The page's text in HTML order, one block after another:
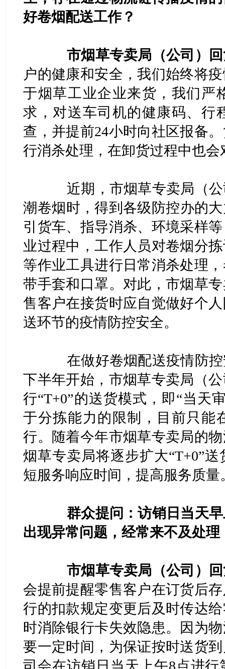
好卷烟配送工作？
市烟草专卖局（公司）
户的健康和安全，我们始终将
于烟草工业企业来货，我们严
求，对送车司机的健康码、行
查，并提前24小时向社区报备
行消杀处理，在卸货过程中也
近期，市烟草专卖局（公
潮卷烟时，得到各级防控办的
引货车、指导消杀、环境采样
业过程中，工作人员对卷烟分
等作业工具进行日常消杀处理
带手套和口罩。对此，市烟草
售客户在接货时应自觉做好个
送环节的疫情防控安全。
在做好卷烟配送疫情防控
下半年开始，市烟草专卖局（
行“T+0”的送货模式，即“当天
于分拣能力的限制，目前只能
行。随着今年市烟草专卖局的
烟草专卖局将逐步扩大“T+0”
短服务响应时间，提高服务质量
群众提问：访销日当天
出现异常问题，经常来不及处理
市烟草专卖局（公司）
会提前提醒零售客户在订货后
行的扣款规定变更后及时传达
时消除银行卡失效隐患。因为
要一定时间，为保证按时送货
司会在访销日当天上午8点进